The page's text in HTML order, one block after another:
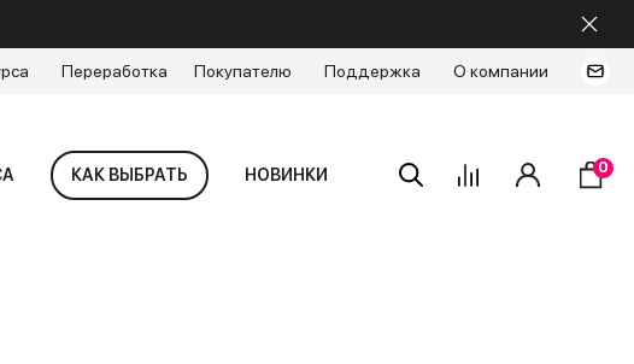
Переработка Покупателю Поддержка О компании
КАК ВЫБРАТЬ НОВИНКИ 0